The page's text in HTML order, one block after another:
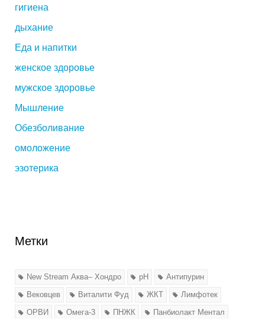
гигиена
дыхание
Еда и напитки
женское здоровье
мужское здоровье
Мышление
Обезболивание
омоложение
эзотерика
Метки
New Stream Аква– Хондро pH
Антипурин
Вековцев
Виталити Фуд ЖКТ
Лимфотек
ОРВИ
Омега-3 ПНЖК
Панбиолакт Ментал